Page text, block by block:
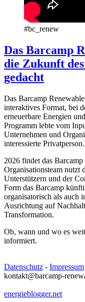
#bc_renew
Das Barcamp
die Zukunft
gedacht
Das Barcamp
interaktives Format, bei
erneuerbare Energien
Programm lebte vom
Unternehmen und
interessierte Privatperson.
2026 findet das
Organisationsteam nutzt
Unterstützern und der
Form das Barcamp
organisatorisch als auch
Ausrichtung auf
Transformation.
Ob, wann und wo es
informiert.
Datenschutz - Impressum
kontakt@barcamp-
energieblogger.net